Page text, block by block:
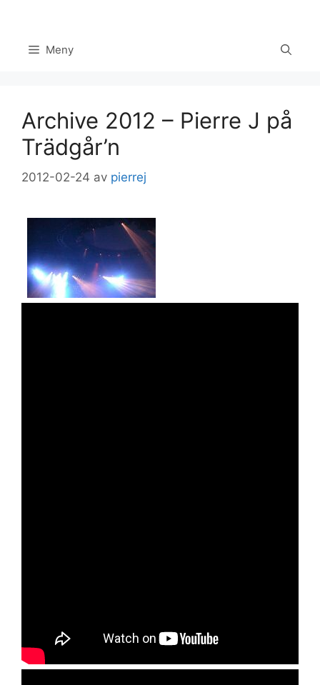
innehåll Meny
Archive 2012 – Pierre J på
Trädgår’n
2012-02-24 av pierrej